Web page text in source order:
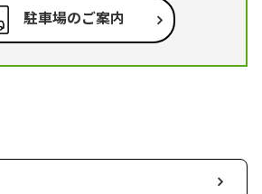
駐車場のご案内